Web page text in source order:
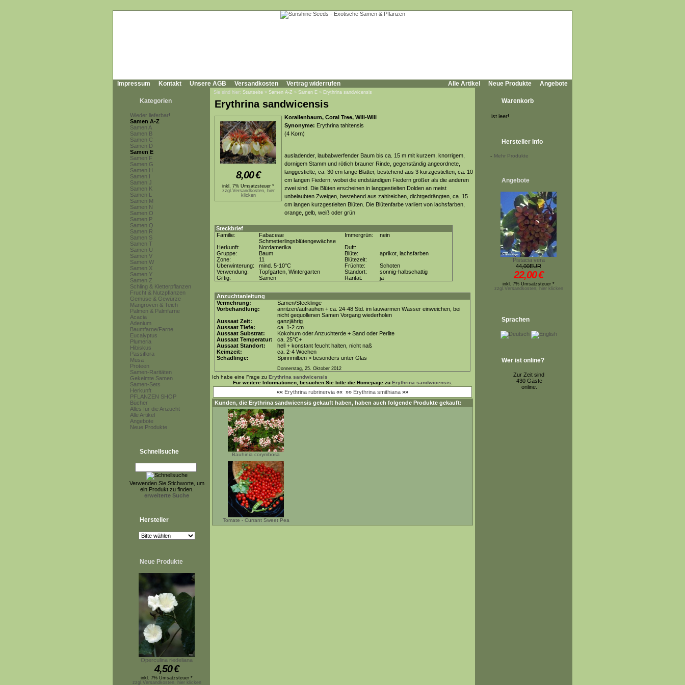
Impressum Kontakt Unsere AGB Versandkosten Vertrag widerrufen Alle Artikel Neue Produkte Angebote
Kategorien
Wieder lieferbar!
Samen A-Z
Samen A
Samen B
Samen C
Samen D
Samen E
Samen F
Samen G
Samen H
Samen I
Samen J
Samen K
Samen L
Samen M
Samen N
Samen O
Samen P
Samen Q
Samen R
Samen S
Samen T
Samen U
Samen V
Samen W
Samen X
Samen Y
Samen Z
Schling & Kletterpflanzen
Frucht & Nutzpflanzen
Gemüse & Gewürze
Mangroven & Teich
Palmen & Palmfarne
Acacia
Adenium
Baumfarne/Farne
Eucalyptus
Plumeria
Hibiskus
Passiflora
Musa
Proteen
Samen-Raritäten
Gekeimte Samen
Samen-Sets
Herkunft
PFLANZEN SHOP
Bücher
Alles für die Anzucht
Alle Artikel
Angebote
Neue Produkte
Schnellsuche
Verwenden Sie Stichworte, um
ein Produkt zu finden.
erweiterte Suche
Hersteller
Neue Produkte
Operculina riedeliana
4,50€
inkl. 7% Umsatzsteuer *
zzgl.Versandkosten, hier klicken
Sie sind hier: Startseite » Samen A-Z » Samen E » Erythrina sandwicensis
Erythrina sandwicensis
8,00€
inkl. 7% Umsatzsteuer *
zzgl.Versandkosten, hier
klicken
Korallenbaum, Coral Tree, Wili-Wili
Synonyme: Erythrina tahitensis
(4 Korn)
ausladender, laubabwerfender Baum bis ca. 15 m mit kurzem, knorrigem,
dornigem Stamm und rötlich brauner Rinde, gegenständig angeordnete,
langgestielte, ca. 30 cm lange Blätter, bestehend aus 3 kurzgestielten, ca. 10
cm langen Fiedern, wobei die endständigen Fiedern größer als die anderen
zwei sind. Die Blüten erscheinen in langgestielten Dolden an meist
unbelaubten Zweigen, bestehend aus zahlreichen, dichtgedrängten, ca. 15
cm langen kurzgestielten Blüten. Die Blütenfarbe variiert von lachsfarben,
orange, gelb, weiß oder grün
Steckbrief
Familie:
Fabaceae
Schmetterlingsblütengewächse
Immergrün:
nein
Herkunft:
Nordamerika
Duft:
Gruppe:
Baum Blüte:
aprikot, lachsfarben
Zone:
11
Blütezeit:
Überwinterung:
mind. 5-10°C Früchte:
Schoten
Verwendung:
Topfgarten, Wintergarten Standort:
sonnig-halbschattig
Giftig:
Samen Rarität: ja
Anzuchtanleitung
Vermehrung:
Samen/Stecklinge
Vorbehandlung:
anritzen/aufrauhen + ca. 24-48 Std. im lauwarmen Wasser einweichen, bei
nicht gequollenen Samen Vorgang wiederholen
Aussaat Zeit:
ganzjährig
Aussaat Tiefe:
ca. 1-2 cm
Aussaat Substrat:
Kokohum oder Anzuchterde + Sand oder Perlite
Aussaat Temperatur:
ca. 25°C+
Aussaat Standort:
hell + konstant feucht halten, nicht naß
Keimzeit:
ca. 2-4 Wochen
Schädlinge:
Spinnmilben > besonders unter Glas
Donnerstag, 25. Oktober 2012
Ich habe eine Frage zu Erythrina sandwicensis
Für weitere Informationen, besuchen Sie bitte die Homepage zu Erythrina sandwicensis
«« Erythrina rubrinervia «« »» Erythrina smithiana »»
Kunden, die Erythrina sandwicensis gekauft haben, haben auch folgende Produkte gekauft:
Bauhinia corymbosa
Tomate - Currant Sweet Pea
Warenkorb
ist leer!
Hersteller Info
- Mehr Produkte
Angebote
Pistacia vera
44,00EUR
22,00€
inkl. 7% Umsatzsteuer *
zzgl.Versandkosten, hier klicken
Sprachen
Wer ist online?
Zur Zeit sind
430 Gäste
online.